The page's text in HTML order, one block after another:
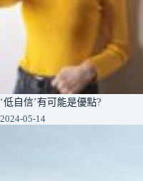
‘低自信’有可能是優點?
2024-05-14